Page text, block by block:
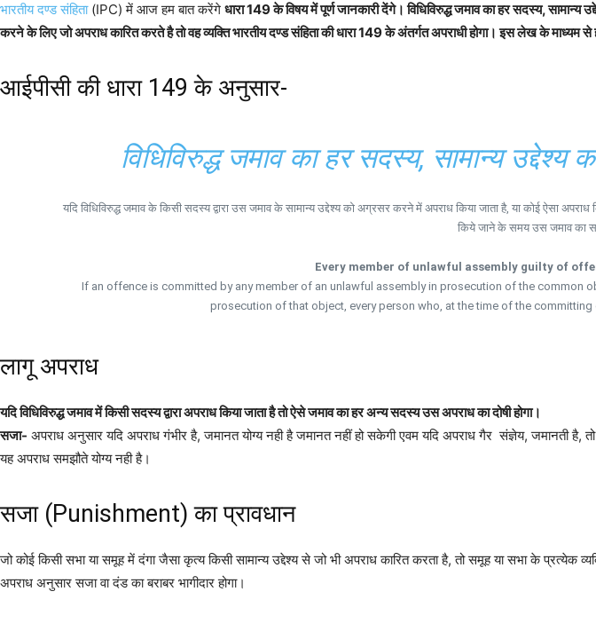
भारतीय दण्ड संहिता(IPC) में आज हम बात करेंगे धारा 149 के विषय में पूर्ण जानकारी देंगे। विधिविरुद्ध जमाव का हर सदस्य, सामान्य
करने के लिए जो अपराध कारित करते है तो वह व्यक्ति भारतीय दण्ड संहिता की धारा 149 के अंतर्गत अपराधी होगा। इस लेख के
आईपीसी की धारा 149 के अनुसार-
विधिविरुद्ध जमाव का हर सदस्य, सामान्य
यदि विधिविरुद्ध जमाव के किसी सदस्य द्वारा उस जमाव के सामान्य उद्देश्य को अग्रसर करने में अपराध किया जाता है, या कोई ऐसा
किये जाने के समय उस जमाव का
Every member of unlawful assembly guilty of
If an offence is committed by any member of an unlawful assembly in prosecution of the common
prosecution of that object, every person who, at the time of the
लागू अपराध
यदि विधिविरुद्ध जमाव में किसी सदस्य द्वारा अपराध किया जाता है तो ऐसे जमाव का हर अन्य सदस्य उस अपराध का दोषी होगा।
सजा- अपराध अनुसार यदि अपराध गंभीर है, जमानत योग्य नही है जमानत नहीं हो सकेगी एवम यदि अपराध गैर संज्ञेय, जमानती है,
यह अपराध समझौते योग्य नही है।
सजा (Punishment) का प्रावधान
जो कोई किसी सभा या समूह में दंगा जैसा कृत्य किसी सामान्य उद्देश्य से जो भी अपराध कारित करता है, तो समूह या सभा के प्रत्येक
अपराध अनुसार सजा वा दंड का बराबर भागीदार होगा।